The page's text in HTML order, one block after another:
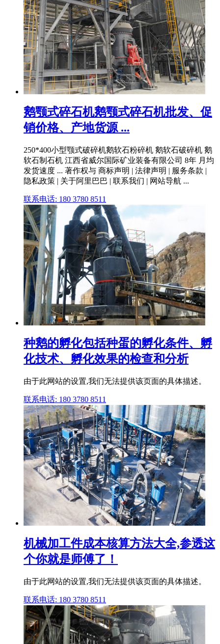
鹅颚式碎石机鹅颚式碎石机批发、促
销价格、产地货源 ...
250*400小型颚式破碎机鹅软石粉碎机 鹅软石破碎机 鹅
软石制石机 江西省威尔国际矿业装备有限公司 8年 月均
发货速度 ... 著作权与 商标声明 | 法律声明 | 服务条款 |
隐私政策 | 关于阿里巴巴 | 联系我们 | 网站导航 ...
联系电话: 180 3780 8511
种鹅的孵化包括种蛋的孵化条件、孵
化技术、孵化效果的检查和分析
由于此网站的设置,我们无法提供该页面的具体描述。
联系电话: 180 3780 8511
机械加工件成本核算方法大全,参透这
个你就是师傅了！
由于此网站的设置,我们无法提供该页面的具体描述。
联系电话: 180 3780 8511